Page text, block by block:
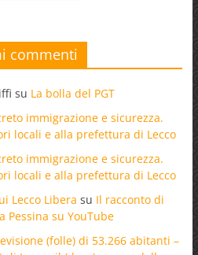
commenti
su La bolla del PGT
immigrazione e sicurezza.
locali e alla prefettura di Lecco
immigrazione e sicurezza.
locali e alla prefettura di Lecco
Lecco Libera su Il racconto di
Pessina su YouTube
(folle) di 53.266 abitanti –